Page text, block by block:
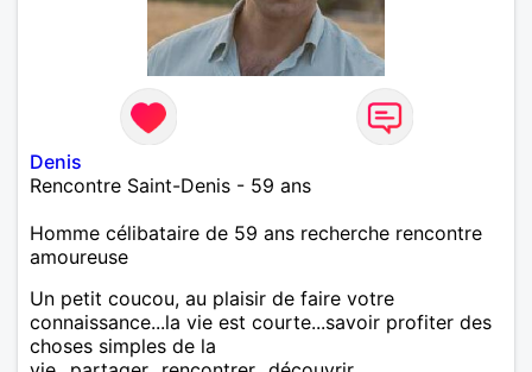
Denis
Rencontre Saint-Denis - 59 ans
Homme célibataire de 59 ans recherche rencontre
amoureuse
Un petit coucou, au plaisir de faire votre
connaissance...la vie est courte...savoir profiter des
choses simples de la